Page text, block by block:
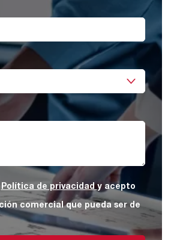
Política de privacidady acepto
comercial que pueda ser de